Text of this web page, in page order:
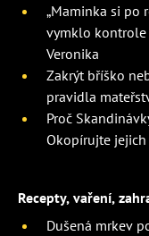
„Maminka si po
vymklo kontrole
Veronika
Zakrýt bříško
pravidla
Proč
Okopírujte
Recepty, vaření,
Dušená mrkev